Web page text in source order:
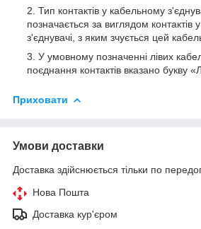
Тип контактів у кабельному
позначається за виглядом контактів
з'єднувачі, з яким зчується цей
У умовному позначенні лівих
поєднання контактів вказано букву
Приховати
Умови доставки
Доставка здійснюється тільки по
Нова Пошта
Доставка кур'єром